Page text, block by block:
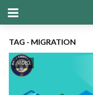
TAG - MIGRATION
VIDEO